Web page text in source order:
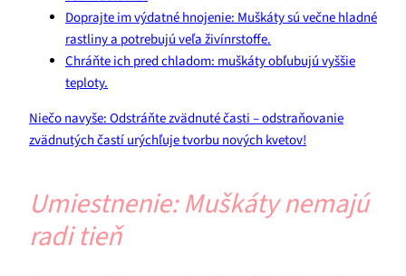
Doprajte im výdatné hnojenie: Muškáty sú večne hladné
rastliny a potrebujú veľa živínrstoffe.
Chráňte ich pred chladom: muškáty obľubujú vyššie
teploty.
Niečo navyše: Odstráňte zvädnuté časti – odstraňovanie
zvädnutých častí urýchľuje tvorbu nových kvetov!
Umiestnenie: Muškáty nemajú
radi tieň